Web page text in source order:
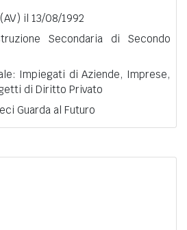
il 13/08/1992
Secondaria di Secondo
Impiegati di Aziende, Imprese,
di Diritto Privato
Guarda al Futuro